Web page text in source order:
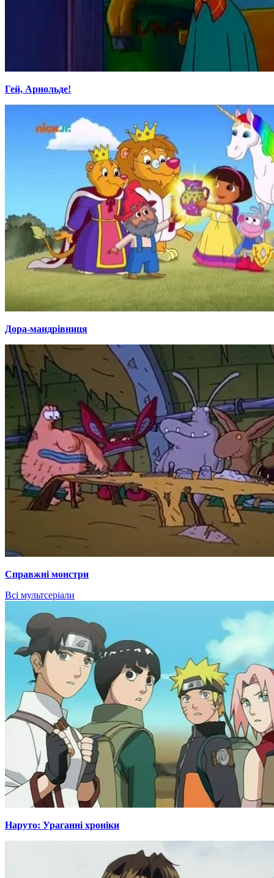
Гей, Арнольде!
Дора-мандрівниця
Справжні монстри
Всі мультсеріали
Наруто: Ураганні хроніки